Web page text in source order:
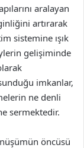
aralayan
artırarak
sistemine ışık
gelişiminde
imkanlar,
ne denli
sermektedir.
öncüsü